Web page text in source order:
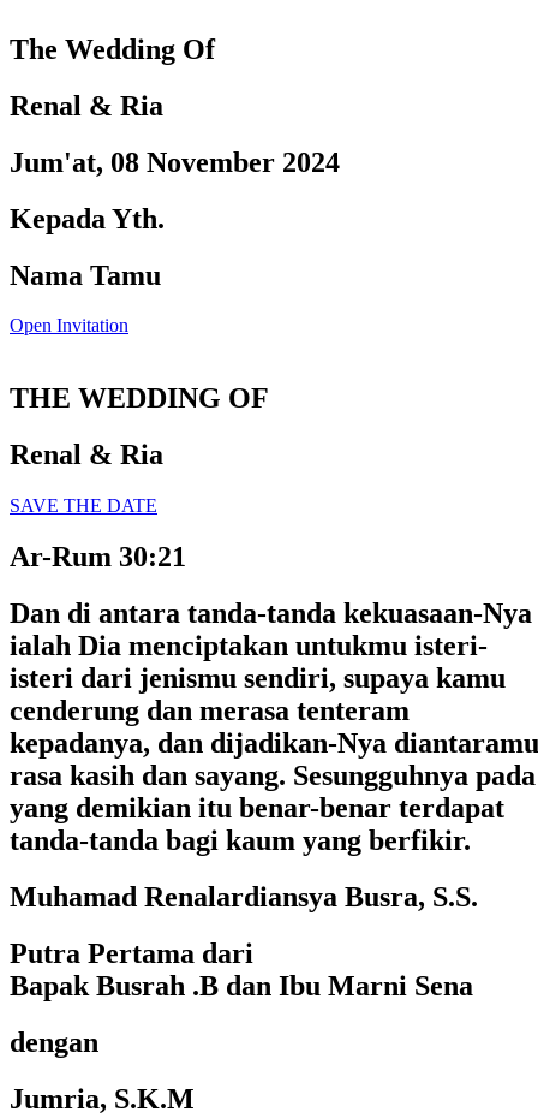
The Wedding Of
Renal & Ria
Jum'at, 08 November 2024
Kepada Yth.
Nama Tamu
Open Invitation
THE WEDDING OF
Renal & Ria
SAVE THE DATE
Ar-Rum 30:21
Dan di antara tanda-tanda kekuasaan-Nya
ialah Dia menciptakan untukmu isteri-
isteri dari jenismu sendiri, supaya kamu
cenderung dan merasa tenteram
kepadanya, dan dijadikan-Nya diantaramu
rasa kasih dan sayang. Sesungguhnya pada
yang demikian itu benar-benar terdapat
tanda-tanda bagi kaum yang berfikir.
Muhamad Renalardiansya Busra, S.S.
Putra Pertama dari
Bapak Busrah .B dan Ibu Marni Sena
dengan
Jumria, S.K.M